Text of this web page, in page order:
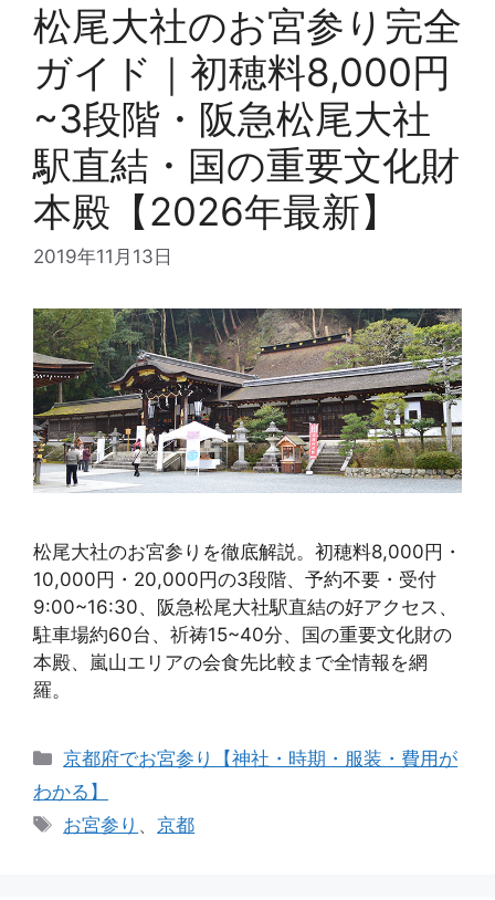
松尾大社のお宮参り完全
ガイド｜初穂料8,000円
~3段階・阪急松尾大社
駅直結・国の重要文化財
本殿【2026年最新】
2019年11月13日
松尾大社のお宮参りを徹底解説。初穂料8,000円・
10,000円・20,000円の3段階、予約不要・受付
9:00~16:30、阪急松尾大社駅直結の好アクセス、
駐車場約60台、祈祷15~40分、国の重要文化財の
本殿、嵐山エリアの会食先比較まで全情報を網
羅。
カ
テ
リ
京都府でお宮参り【神社・時期・服装・費用が
わかる】
タ
お宮参り 、京都